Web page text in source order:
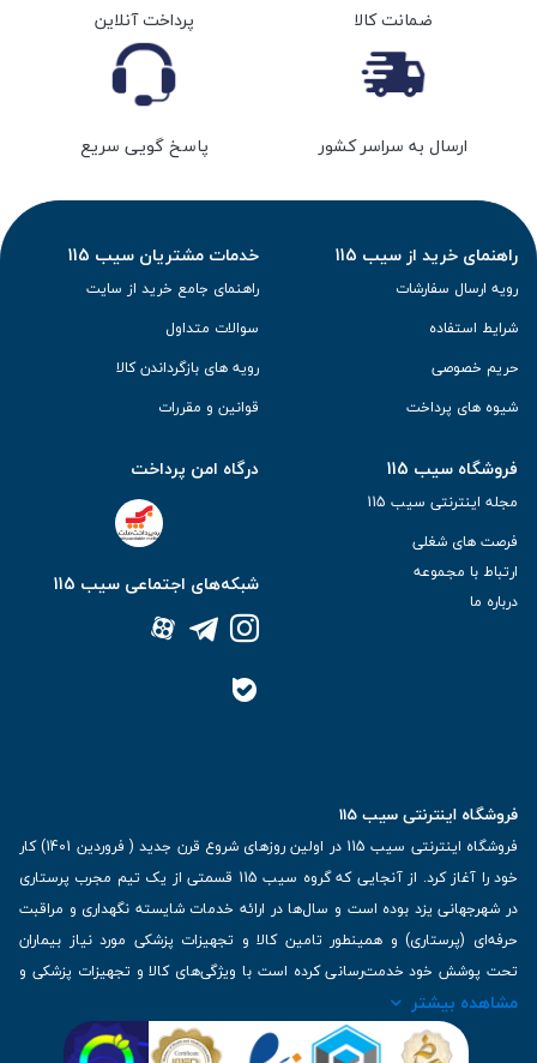
ضمانت کالا پرداخت آنلاین
ارسال به سراسر کشور پاسخ گویی سریع
راهنمای خرید از سیب 115
رویه ارسال سفارشات
شرایط استفاده
حریم خصوصی
شیوه های پرداخت
خدمات مشتریان سیب 115
راهنمای جامع خرید از سایت
سوالات متداول
رویه های بازگرداندن کالا
قوانین و مقررات
فروشگاه سیب 115
مجله اینترنتی سیب 115
فرصت های شغلی
ارتباط با مجموعه
درباره ما
درگاه امن پرداخت
شبکه‌های اجتماعی سیب 115
فروشگاه اینترنتی سیب 115
فروشگاه اینترنتی سیب 115 در اولین روزهای شروع قرن جدید ( فروردین 1401) کار
خود را آغاز کرد. از آنجایی که گروه سیب 115 قسمتی از یک تیم مجرب پرستاری
در شهرجهانی یزد بوده است و سال‌ها در ارائه خدمات شایسته نگهداری و مراقبت
حرفه‌ای (پرستاری) و همینطور تامین کالا و تجهیزات پزشکی مورد نیاز بیماران
تحت پوشش خود خدمت‌رسانی کرده است با ویژگی‌های کالا و تجهیزات پزشکی و
برترین برندهای موجود در بازار اطلاعات بسیار ارزشمندی را دارا می‌باشد
مشاهده بیشتر